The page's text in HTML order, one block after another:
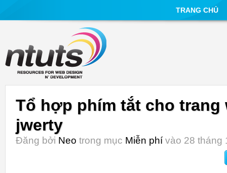
TRANG CHỦ
Tổ hợp phím tắt cho trang
jwerty
Đăng bởi Neo trong mục Miễn phí vào 28 tháng